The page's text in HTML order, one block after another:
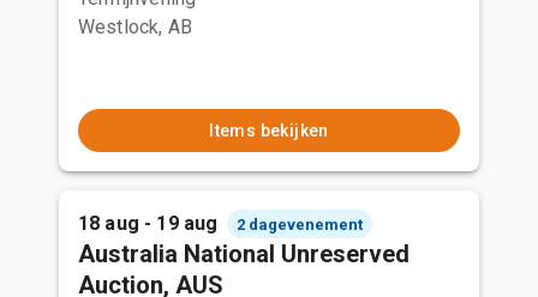
Westlock, AB
Items bekijken
18 aug - 19 aug 2 dagevenement
Australia National Unreserved
Auction, AUS